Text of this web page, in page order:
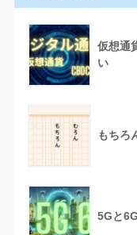
仮想通
い
もちろ
5Gと